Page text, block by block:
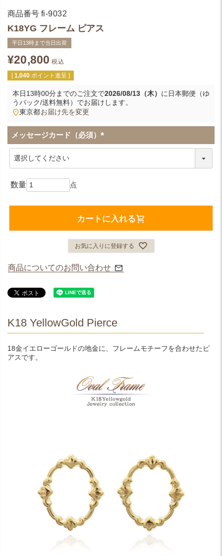
商品番号 fi-9032
K18YG フレーム ピアス
平日13時まで当日出荷
¥20,800 税込
[ 1,040 ポイント進呈 ]
本日13時00分までのご注文で2026/08/13（木） に 日本郵便（ゆ
うパック/送料無料） でお届けします。
東京都お届け先を変更
メッセージカード（必須）
(
カートに入れる
お気に入りに登録する
商品についてのお問い合わせ
K18 YellowGold Pierce
18金イエローゴールドの地金に、フレームモチーフを合わせたピ
アスです。